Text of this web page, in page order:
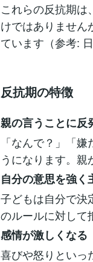
これらの反抗期
けではありません
ています（参考:
反抗期の特徴
親の言うことに反
「なんで？」「
うになります。
自分の意思を強く
子どもは自分で決
のルールに対して
感情が激しくなる
喜びや怒りといっ